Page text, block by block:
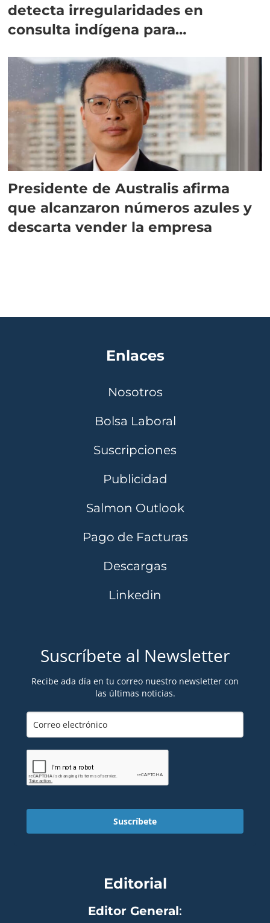
detecta irregularidades en
consulta indígena para
Presidente de Australis afirma
que alcanzaron números azules y
descarta vender la empresa
Enlaces
Nosotros
Bolsa Laboral
Suscripciones
Publicidad
Salmon Outlook
Pago de Facturas
Descargas
Linkedin
Suscríbete al Newsletter
Recibe ada día en tu correo nuestro newsletter con
las últimas noticias.
Suscríbete
Editorial
Editor General: